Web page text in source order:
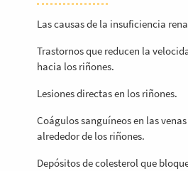
Las causas de la insuficiencia
Trastornos que reducen la
hacia los riñones.
Lesiones directas en los riñones.
Coágulos sanguíneos en las
alrededor de los riñones.
Depósitos de colesterol que